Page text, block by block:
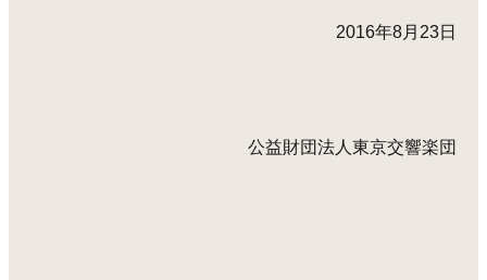
2016年8月23日
公益財団法人東京交響楽団